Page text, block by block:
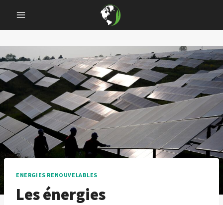
content
ENERGIES RENOUVELABLES
Les énergies